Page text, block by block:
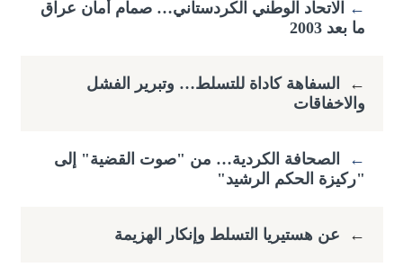
←
​الاتحاد الوطني الكردستاني… صمام أمان عراق
ما بعد 2003
←
السفاهة كاداة للتسلط… وتبرير الفشل
والاخفاقات
←
الصحافة الكردية… من "صوت القضية" إلى
"ركيزة الحكم الرشيد"
← عن هستيريا التسلط وإنكار الهزيمة